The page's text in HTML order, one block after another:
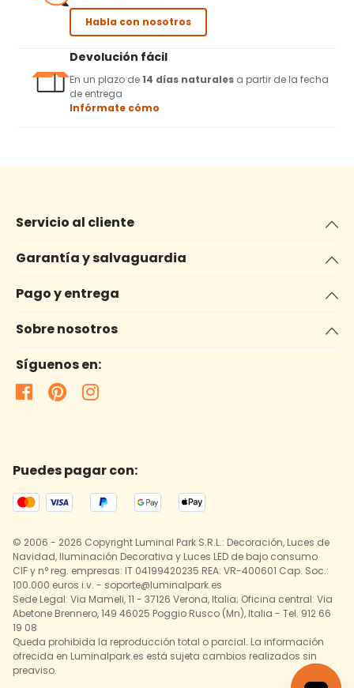
Habla con nosotros
Devolución fácil
En un plazo de14 días naturales a partir de la fecha
de entrega
Infórmate cómo
Servicio al cliente
Garantía y salvaguardia
Pago y entrega
Sobre nosotros
Síguenos en:
Puedes pagar con:
© 2006 - 2026 Copyright Luminal Park S.R.L.: Decoración, Luces de
Navidad, Iluminación Decorativa y Luces LED de bajo consumo
CIF y n° reg. empresas: IT 04199420235 REA: VR-400601 Cap. Soc.:
100.000 euros i.v. - soporte@luminalpark.es
Sede Legal: Via Mameli, 11 - 37126 Verona, Italia; Oficina central: Via
Abetone Brennero, 149 46025 Poggio Rusco (Mn), Italia - Tel. 912 66
19 08
Queda prohibida la reproducción total o parcial. La información
ofrecida en Luminalpark.es está sujeta cambios realizados sin
preaviso.